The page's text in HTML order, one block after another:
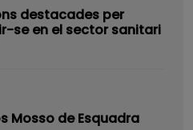
destacades per
se en el sector sanitari
Mosso de Esquadra